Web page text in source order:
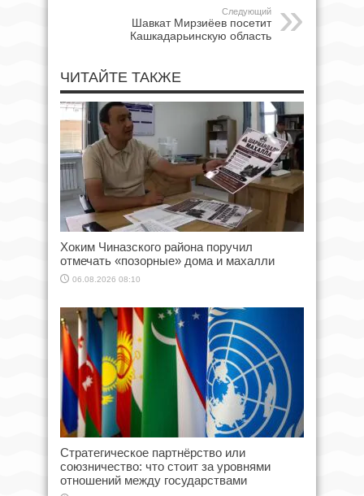
Следующий
Шавкат Мирзиёев посетит
Кашкадарьинскую область
ЧИТАЙТЕ ТАКЖЕ
Хоким Чиназского района поручил
отмечать «позорные» дома и махалли
06.08.2026 08:10
Стратегическое партнёрство или
союзничество: что стоит за уровнями
отношений между государствами